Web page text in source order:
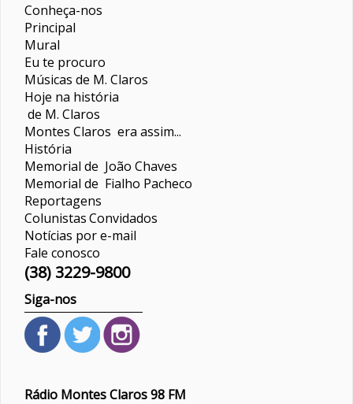
Conheça-nos
Principal
Mural
Eu te procuro
Músicas de M. Claros
Hoje na história
de M. Claros
Montes Claros era assim...
História
Memorial de João Chaves
Memorial de Fialho Pacheco
Reportagens
ColunistasConvidados
Notícias por e-mail
Fale conosco
(38) 3229-9800
Siga-nos
Rádio Montes Claros 98 FM